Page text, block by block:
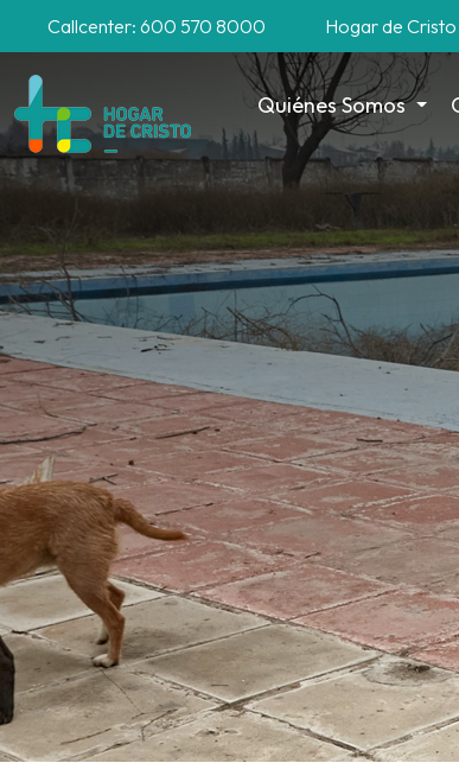
Callcenter: 600 570 8000 Hogar de
Quiénes Somos